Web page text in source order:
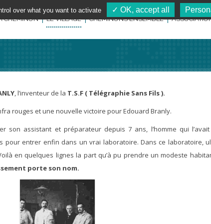
CHEMINON LE VILLAGE CHEMINONS ENSEMBLE
, l’inventeur de la T.S.F ( Télégraphie Sans Fils ).
rouges et une nouvelle victoire pour Edouard Branly.
son assistant et préparateur depuis 7 ans, l’homme qui
pour entrer enfin dans un vrai laboratoire. Dans ce laboratoire,
en quelques lignes la part qu’à pu prendre un modeste
porte son nom.
over what you want to activate ✓ OK, accept all